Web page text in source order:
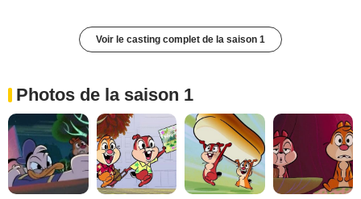
Voir le casting complet de la saison 1
Photos de la saison 1